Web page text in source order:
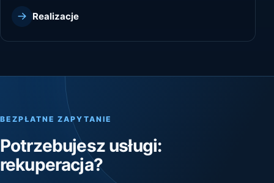
Realizacje
BEZPŁATNE ZAPYTANIE
Potrzebujesz usługi:
rekuperacja?